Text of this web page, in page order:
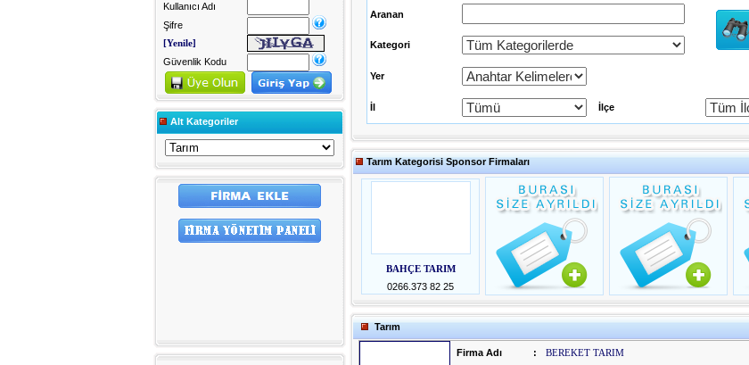
Kullanıcı Adı
Şifre
[Yenile]
Güvenlik Kodu
Alt Kategoriler
Aranan
Kategori
Yer
İl İlçe
Tarım Kategorisi Sponsor Firmaları
BAHÇE TARIM
0266.373 82 25
Tarım
Firma Adı :
BEREKET TARIM